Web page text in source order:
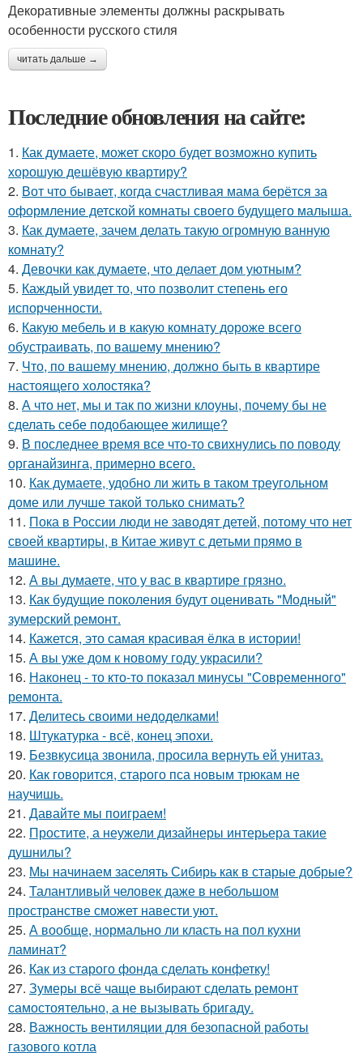
Декоративные элементы должны раскрывать
особенности русского стиля
читать дальше →
Последние обновления на сайте:
1. Как думаете, может скоро будет возможно купить
хорошую дешёвую квартиру?
2. Вот что бывает, когда счастливая мама берётся за
оформление детской комнаты своего будущего малыша.
3. Как думаете, зачем делать такую огромную ванную
комнату?
4. Девочки как думаете, что делает дом уютным?
5. Каждый увидет то, что позволит степень его
испорченности.
6. Какую мебель и в какую комнату дороже всего
обустраивать, по вашему мнению?
7. Что, по вашему мнению, должно быть в квартире
настоящего холостяка?
8. А что нет, мы и так по жизни клоуны, почему бы не
сделать себе подобающее жилище?
9. В последнее время все что-то свихнулись по поводу
органайзинга, примерно всего.
10. Как думаете, удобно ли жить в таком треугольном
доме или лучше такой только снимать?
11. Пока в России люди не заводят детей, потому что нет
своей квартиры, в Китае живут с детьми прямо в
машине.
12. А вы думаете, что у вас в квартире грязно.
13. Как будущие поколения будут оценивать "Модный"
зумерский ремонт.
14. Кажется, это самая красивая ёлка в истории!
15. А вы уже дом к новому году украсили?
16. Наконец - то кто-то показал минусы "Современного"
ремонта.
17. Делитесь своими недоделками!
18. Штукатурка - всё, конец эпохи.
19. Безвкусица звонила, просила вернуть ей унитаз.
20. Как говорится, старого пса новым трюкам не
научишь.
21. Давайте мы поиграем!
22. Простите, а неужели дизайнеры интерьера такие
душнилы?
23. Мы начинаем заселять Сибирь как в старые добрые?
24. Талантливый человек даже в небольшом
пространстве сможет навести уют.
25. А вообще, нормально ли класть на пол кухни
ламинат?
26. Как из старого фонда сделать конфетку!
27. Зумеры всё чаще выбирают сделать ремонт
самостоятельно, а не вызывать бригаду.
28. Важность вентиляции для безопасной работы
газового котла